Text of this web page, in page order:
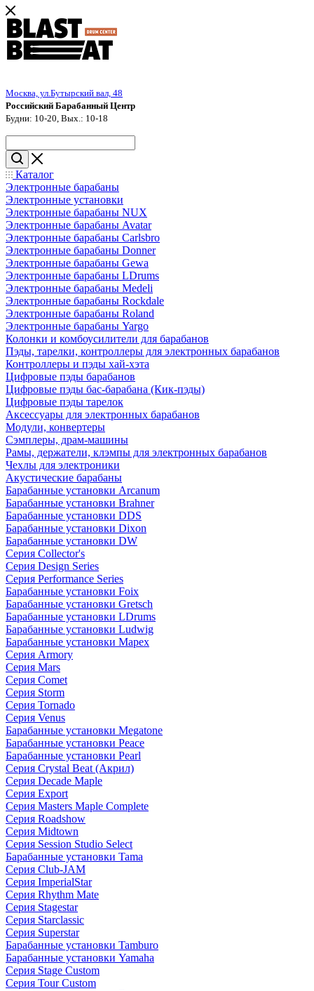
Москва, ул.Бутырский вал, 48
Российский Барабанный Центр
Будни: 10-20, Вых.: 10-18
Каталог
Электронные барабаны
Электронные установки
Электронные барабаны NUX
Электронные барабаны Avatar
Электронные барабаны Carlsbro
Электронные барабаны Donner
Электронные барабаны Gewa
Электронные барабаны LDrums
Электронные барабаны Medeli
Электронные барабаны Rockdale
Электронные барабаны Roland
Электронные барабаны Yargo
Колонки и комбоусилители для барабанов
Пэды, тарелки, контроллеры для электронных барабанов
Контроллеры и пэды хай-хэта
Цифровые пэды барабанов
Цифровые пэды бас-барабана (Кик-пэды)
Цифровые пэды тарелок
Аксессуары для электронных барабанов
Модули, конвертеры
Сэмплеры, драм-машины
Рамы, держатели, клэмпы для электронных барабанов
Чехлы для электроники
Акустические барабаны
Барабанные установки Arcanum
Барабанные установки Brahner
Барабанные установки DDS
Барабанные установки Dixon
Барабанные установки DW
Серия Collector's
Серия Design Series
Серия Performance Series
Барабанные установки Foix
Барабанные установки Gretsch
Барабанные установки LDrums
Барабанные установки Ludwig
Барабанные установки Mapex
Серия Armory
Серия Mars
Серия Comet
Серия Storm
Серия Tornado
Серия Venus
Барабанные установки Megatone
Барабанные установки Peace
Барабанные установки Pearl
Серия Crystal Beat (Акрил)
Серия Decade Maple
Серия Export
Серия Masters Maple Complete
Серия Roadshow
Серия Midtown
Серия Session Studio Select
Барабанные установки Tama
Серия Club-JAM
Серия ImperialStar
Серия Rhythm Mate
Серия Stagestar
Серия Starclassic
Серия Superstar
Барабанные установки Tamburo
Барабанные установки Yamaha
Серия Stage Custom
Серия Tour Custom